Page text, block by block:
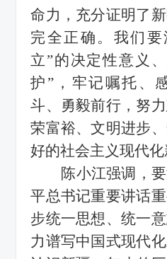
命力，充分证明了
完全正确。我们
立”的决定性意义
护 ”，牢记嘱托、
斗、勇毅前行，努
荣富裕、文明进步
好的社会主义现代化
陈小江强调，
平总书记重要讲话
步统一思想、统一
力谱写中国式现代